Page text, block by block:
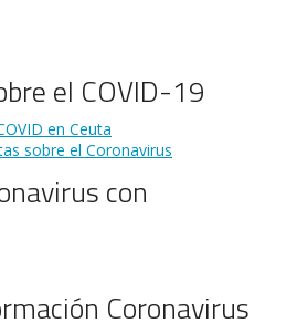
el COVID-19
en Ceuta
sobre el Coronavirus
con
Coronavirus